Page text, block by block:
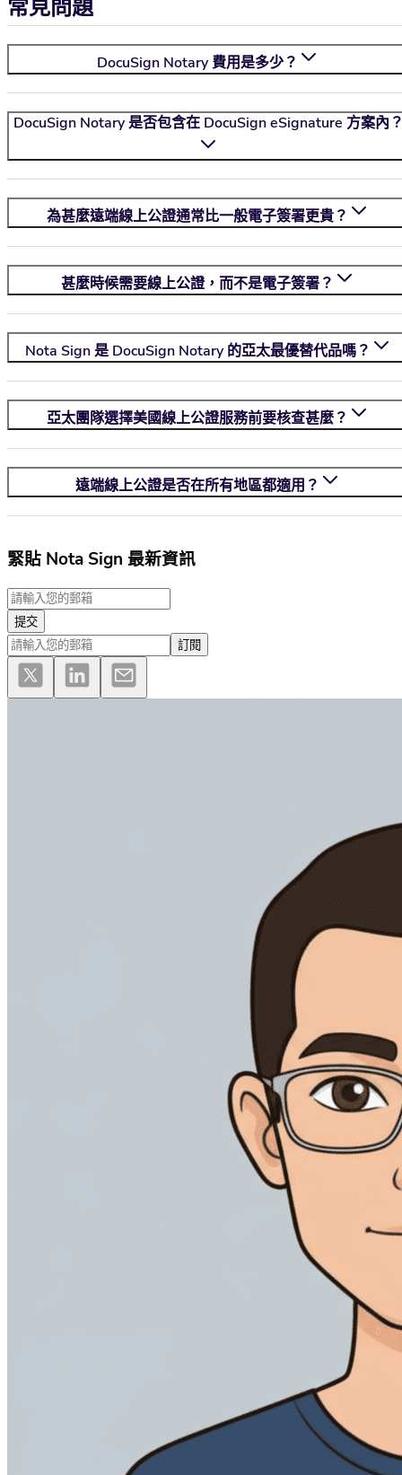
常見問題
DocuSign Notary 費用是多少？
DocuSign Notary 是否包含在 DocuSign eSignature 方案內
為甚麼遠端線上公證通常比一般電子簽署更貴？
甚麼時候需要線上公證，而不是電子簽署？
Nota Sign是 DocuSign Notary 的亞太最優替代品嗎？
亞太團隊選擇美國線上公證服務前要核查甚麼？
遠端線上公證是否在所有地區都適用？
緊貼 Nota Sign 最新資訊
提交
訂閱